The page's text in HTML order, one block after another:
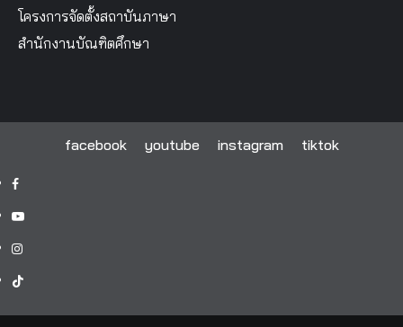
โครงการจัดตั้งสถาบันภาษา
สำนักงานบัณฑิตศึกษา
facebook youtube instagram tiktok
facebook
youtube
instagram
tiktok